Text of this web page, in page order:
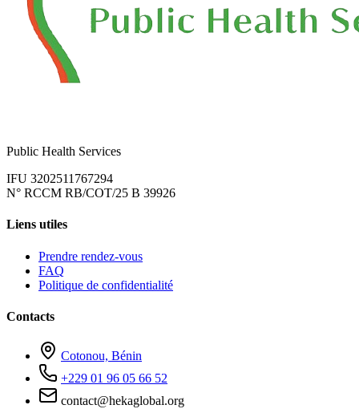
Public Health Services
IFU 3202511767294
N° RCCM RB/COT/25 B 39926
Liens utiles
Prendre rendez-vous
FAQ
Politique de confidentialité
Contacts
Cotonou, Bénin
+229 01 96 05 66 52
contact@hekaglobal.org